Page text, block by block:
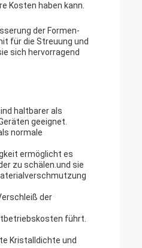
Kosten haben kann.
der Formen-
für die Streuung und
sich hervorragend
haltbarer als
geeignet.
normale
ermöglicht es
zu schälen.und sie
der
führt.
Kristalldichte und